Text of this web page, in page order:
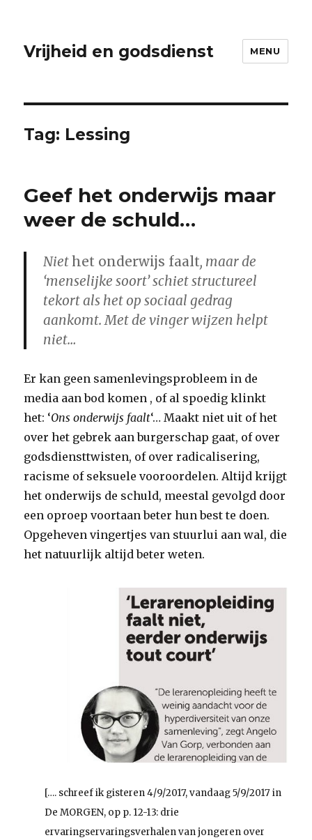
Vrijheid en godsdienst MENU
Tag: Lessing
Geef het onderwijs maar
weer de schuld…
Niethet onderwijs faalt, maar de
‘menselijke soort’ schiet structureel
tekort als het op sociaal gedrag
aankomt. Met de vinger wijzen helpt
niet…
Er kan geen samenlevingsprobleem in de
media aan bod komen , of al spoedig klinkt
het: ‘Ons onderwijs faalt‘… Maakt niet uit of het
over het gebrek aan burgerschap gaat, of over
godsdiensttwisten, of over radicalisering,
racisme of seksuele vooroordelen. Altijd krijgt
het onderwijs de schuld, meestal gevolgd door
een oproep voortaan beter hun best te doen.
Opgeheven vingertjes van stuurlui aan wal, die
het natuurlijk altijd beter weten.
[…. schreef ik gisteren 4/9/2017, vandaag 5/9/2017 in
De MORGEN, op p. 12-13: drie
ervaringservaringsverhalen van jongeren over